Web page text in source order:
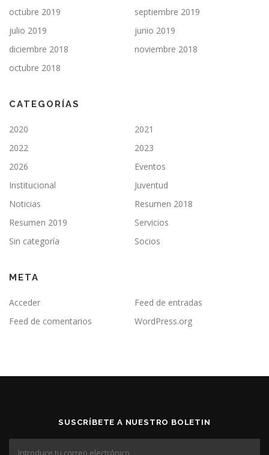
octubre 2019
septiembre 2019
julio 2019
junio 2019
diciembre 2018
noviembre 2018
octubre 2018
CATEGORÍAS
2020
2021
2022
2023
2026
Eventos
Institucional
Juventud
Noticias
Resumen 2018
Resumen 2019
Servicios
Sin categoría
Socios
META
Acceder
Feed de entradas
Feed de comentarios
WordPress.org
SUSCRÍBETE A NUESTRO BOLETIN